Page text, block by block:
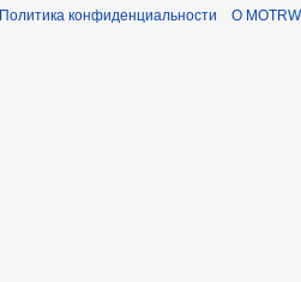
Политика конфиденциальности О